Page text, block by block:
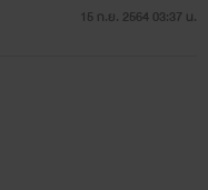
15 ก.ย. 2564 03:37 น.